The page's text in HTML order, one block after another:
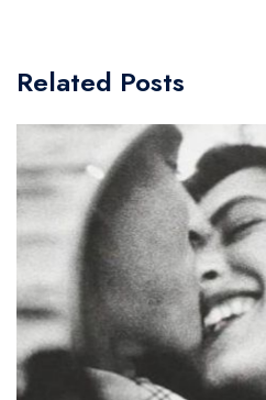
Related Posts